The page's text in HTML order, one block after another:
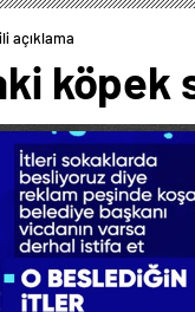
açıklama
köpek